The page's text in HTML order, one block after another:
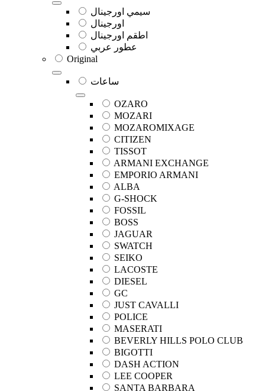
سيمي اورجينال
اورجينال
اطقم اورجينال
عطور عربي
Original
ساعات
OZARO
MOZARI
MOZAROMIXAGE
CITIZEN
TISSOT
ARMANI EXCHANGE
EMPORIO ARMANI
ALBA
G-SHOCK
FOSSIL
BOSS
JAGUAR
SWATCH
SEIKO
LACOSTE
DIESEL
GC
JUST CAVALLI
POLICE
MASERATI
BEVERLY HILLS POLO CLUB
BIGOTTI
DASH ACTION
LEE COOPER
SANTA BARBARA